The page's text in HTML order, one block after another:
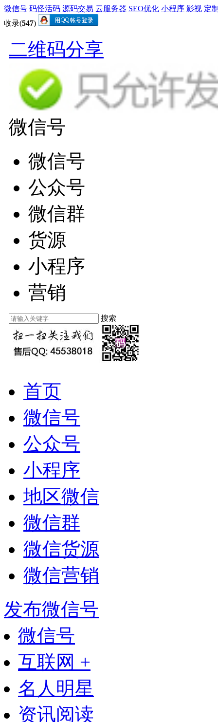
微信号 码怪活码 源码交易 云服务器 SEO优化 小程序 影视 定
收录(547)
二维码分享
微信号
微信号
公众号
微信群
货源
小程序
营销
搜索
首页
微信号
公众号
小程序
地区微信
微信群
微信货源
微信营销
发布微信号
微信号
互联网 +
名人明星
资讯阅读